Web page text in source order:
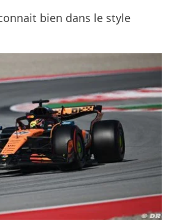
bien dans le style